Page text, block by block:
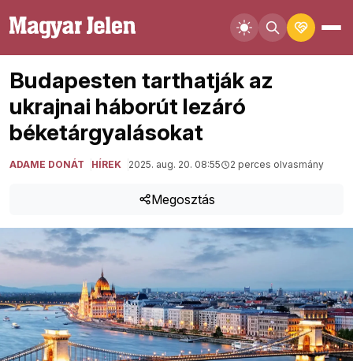
Budapesten tarthatják az
ukrajnai háborút lezáró
béketárgyalásokat
ADAME DONÁT HÍREK 2025. aug. 20. 08:55 2 perces olvasmány
Megosztás